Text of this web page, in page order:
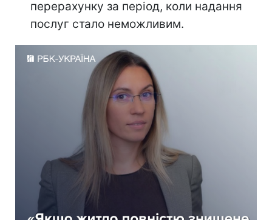
перерахунку за період, коли надання
послуг стало неможливим.